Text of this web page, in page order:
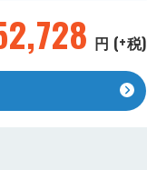
円 (+税)